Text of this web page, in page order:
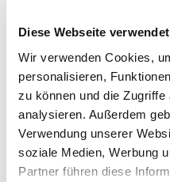
Diese Webseite
Wir verwenden Cookies,
personalisieren,
zu können und die
analysieren. Außerdem
Verwendung unserer
soziale Medien, Werbung
Partner führen diese
Auf den
* Gilt für Lieferungen innerhalb
Länder entnehmen Sie bitte
Technische